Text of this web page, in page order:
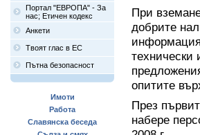
Портал "ЕВРОПА" - За
нас; Етичен кодекс
Анкети
Твоят глас в ЕС
Пътна безопасност
Имоти
Работа
Славянска беседа
При
добрите
технически
опитите
През
набере